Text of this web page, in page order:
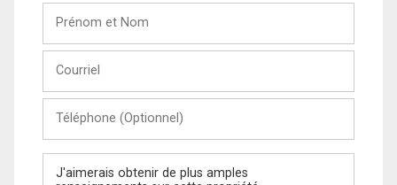
Nom
(Optionnel)
Message